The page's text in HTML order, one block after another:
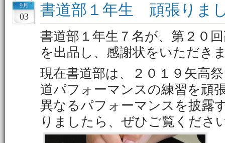
9月
03 書道部１年生 頑張りま
書道部１年生７名が、第２０
を出品し、感謝状をいただき
現在書道部は、２０１９矢高
道パフォーマンスの練習を頑
異なるパフォーマンスを披露
りましたら、ぜひご覧くださ